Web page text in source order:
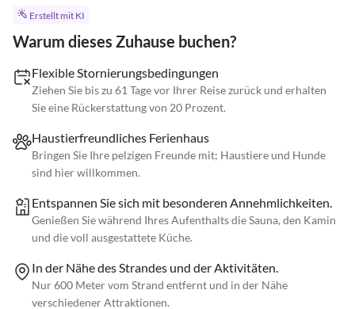
Erstellt mit KI
Warum dieses Zuhause buchen?
Flexible Stornierungsbedingungen
Ziehen Sie bis zu 61 Tage vor Ihrer Reise zurück und erhalten
Sie eine Rückerstattung von 20 Prozent.
Haustierfreundliches Ferienhaus
Bringen Sie Ihre pelzigen Freunde mit; Haustiere und Hunde
sind hier willkommen.
Entspannen Sie sich mit besonderen Annehmlichkeiten.
Genießen Sie während Ihres Aufenthalts die Sauna, den Kamin
und die voll ausgestattete Küche.
In der Nähe des Strandes und der Aktivitäten.
Nur 600 Meter vom Strand entfernt und in der Nähe
verschiedener Attraktionen.